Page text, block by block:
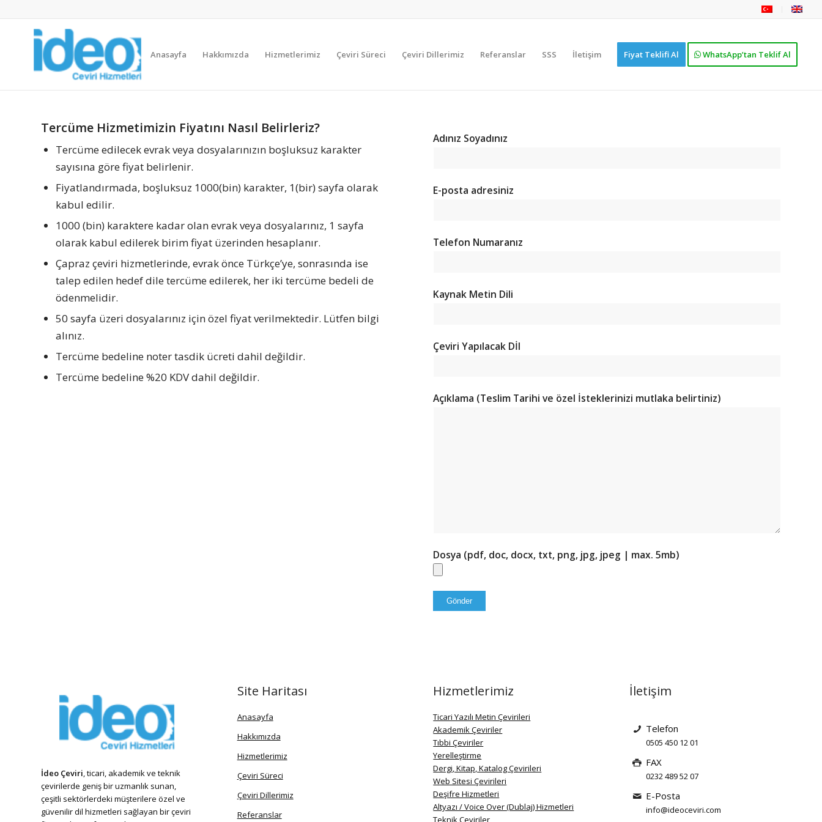
Anasayfa Hakkımızda Hizmetlerimiz Çeviri Süreci Çeviri Dillerimiz Referanslar SSS İletişim Fiyat Teklifi Al WhatsApp’tan Teklif Al
Tercüme Hizmetimizin Fiyatını Nasıl Belirleriz?
Tercüme edilecek evrak veya dosyalarınızın boşluksuz karakter
sayısına göre fiyat belirlenir.
Fiyatlandırmada, boşluksuz 1000(bin) karakter, 1(bir) sayfa olarak
kabul edilir.
1000 (bin) karaktere kadar olan evrak veya dosyalarınız, 1 sayfa
olarak kabul edilerek birim fiyat üzerinden hesaplanır.
Çapraz çeviri hizmetlerinde, evrak önce Türkçe’ye, sonrasında ise
talep edilen hedef dile tercüme edilerek, her iki tercüme bedeli de
ödenmelidir.
50 sayfa üzeri dosyalarınız için özel fiyat verilmektedir. Lütfen bilgi
alınız.
Tercüme bedeline noter tasdik ücreti dahil değildir.
Tercüme bedeline %20 KDV dahil değildir.
Adınız Soyadınız
E-posta adresiniz
Telefon Numaranız
Kaynak Metin Dili
Çeviri Yapılacak Dİl
Açıklama (Teslim Tarihi ve özel İsteklerinizi mutlaka belirtiniz)
Dosya (pdf, doc, docx, txt, png, jpg, jpeg | max. 5mb)
İdeo Çeviri, ticari, akademik ve teknik
çevirilerde geniş bir uzmanlık sunan,
çeşitli sektörlerdeki müşterilere özel ve
güvenilir dil hizmetleri sağlayan bir çeviri
Site Haritası
Anasayfa
Hakkımızda
Hizmetlerimiz
Çeviri Süreci
Çeviri Dillerimiz
Referanslar
Hizmetlerimiz
Ticari Yazılı Metin Çevirileri
Akademik Çeviriler
Tıbbi Çeviriler
Yerelleştirme
Dergi, Kitap, Katalog Çevirileri
Web Sitesi Çevirileri
Deşifre Hizmetleri
Altyazı / Voice Over (Dublaj) Hizmetleri
Teknik Çeviriler
İletişim
Telefon
0505 450 12 01
FAX
0232 489 52 07
E-Posta
info@ideoceviri.com